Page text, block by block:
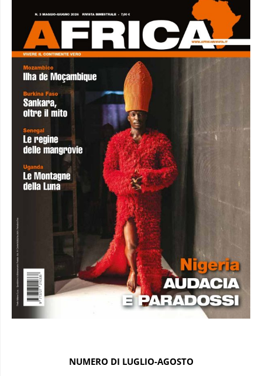
NUMERO DI LUGLIO-AGOSTO